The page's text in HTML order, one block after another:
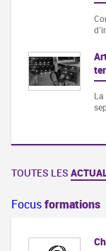
La
TOUTES LES
Focusformations